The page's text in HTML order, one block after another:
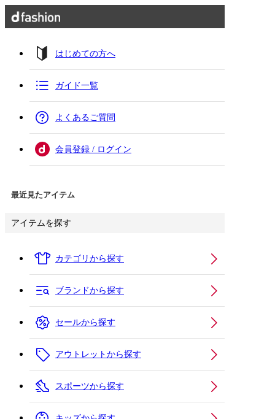
はじめての方へ
ガイド一覧
よくあるご質問
会員登録 / ログイン
最近見たアイテム
アイテムを探す
カテゴリから探す
ブランドから探す
セールから探す
アウトレットから探す
スポーツから探す